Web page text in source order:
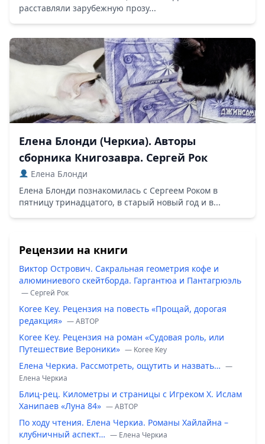
расставляли зарубежную прозу...
Елена Блонди (Черкиа). Авторы
сборника Книгозавра. Сергей Рок
Елена Блонди
Елена Блонди познакомилась с Сергеем Роком в
пятницу тринадцатого, в старый новый год и в...
Рецензии на книги
Виктор Острович. Сакральная геометрия кофе и
алюминиевого скейтборда. Гаргантюа и Пантагрюэль
— Сергей Рок
Koree Key. Рецензия на повесть «Прощай, дорогая
редакция» — ABTOP
Koree Key. Рецензия на роман «Судовая роль, или
Путешествие Вероники» — Koree Key
Елена Черкиа. Рассмотреть, ощутить и назвать… —
Елена Черкиа
Блиц-рец. Километры и страницы с Игреком Х. Ислам
Ханипаев «Луна 84» — ABTOP
По ходу чтения. Елена Черкиа. Романы Хайлайна –
клубничный аспект… — Елена Черкиа